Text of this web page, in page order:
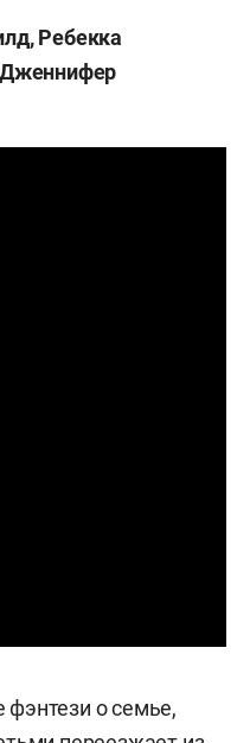
Ребекка
фэнтези о семье,